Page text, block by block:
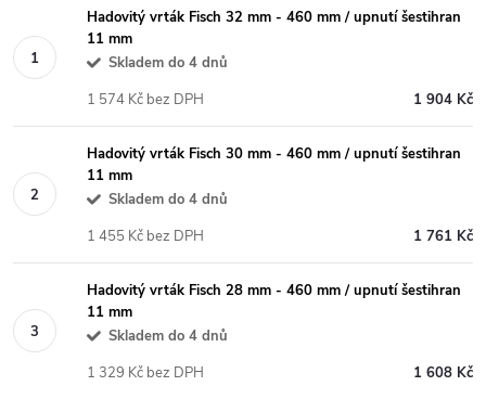
Hadovitý vrták Fisch 32 mm - 460 mm / upnutí šestihran
11 mm
Skladem do 4 dnů
1 904 Kč
1 574 Kč bez DPH
Hadovitý vrták Fisch 30 mm - 460 mm / upnutí šestihran
11 mm
Skladem do 4 dnů
1 761 Kč
1 455 Kč bez DPH
Hadovitý vrták Fisch 28 mm - 460 mm / upnutí šestihran
11 mm
Skladem do 4 dnů
1 608 Kč
1 329 Kč bez DPH